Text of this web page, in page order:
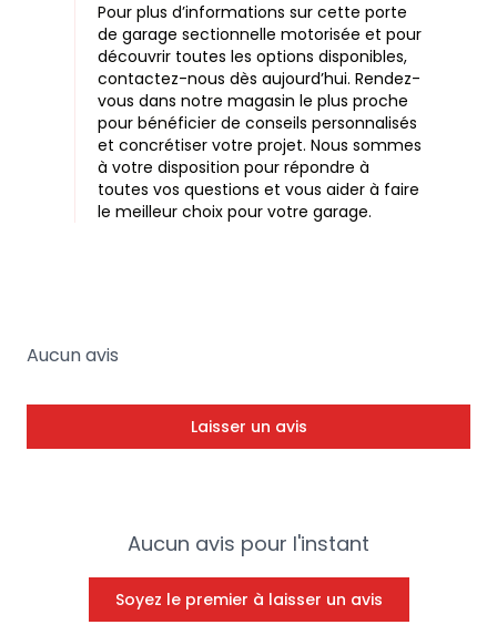
Pour plus d’informations sur cette porte
de garage sectionnelle motorisée et pour
découvrir toutes les options disponibles,
contactez-nous dès aujourd’hui. Rendez-
vous dans notre magasin le plus proche
pour bénéficier de conseils personnalisés
et concrétiser votre projet. Nous sommes
à votre disposition pour répondre à
toutes vos questions et vous aider à faire
le meilleur choix pour votre garage.
Aucun avis pour l'instant
Soyez le premier à laisser un avis
Aucun avis
Laisser un avis